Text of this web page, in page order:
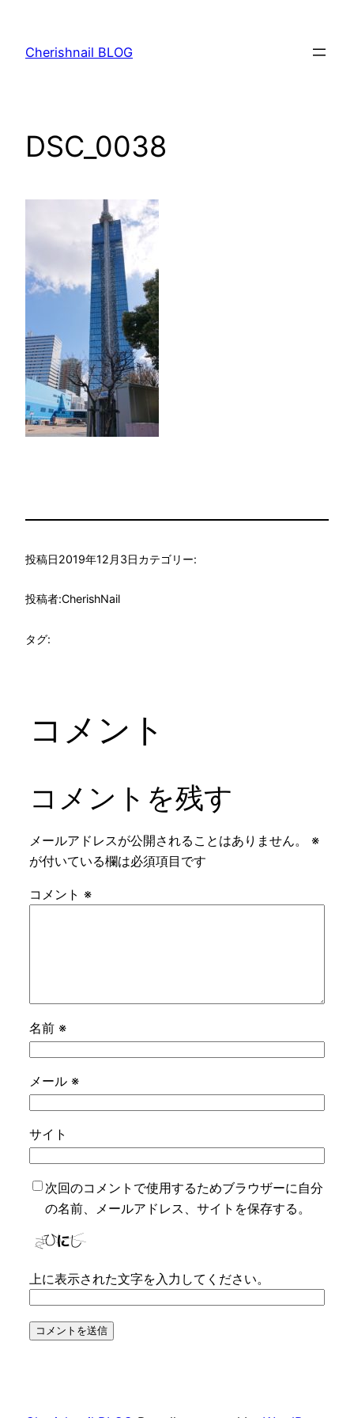
Cherishnail BLOG
DSC_0038
投稿日2019年12月3日カテゴリー:
投稿者:CherishNail
タグ:
コメント
コメントを残す
メールアドレスが公開されることはありません。
※
が付いている欄は必須項目です
コメント ※
名前 ※
メール ※
サイト
次回のコメントで使用するためブラウザーに自分
の名前、メールアドレス、サイトを保存する。
上に表示された文字を入力してください。